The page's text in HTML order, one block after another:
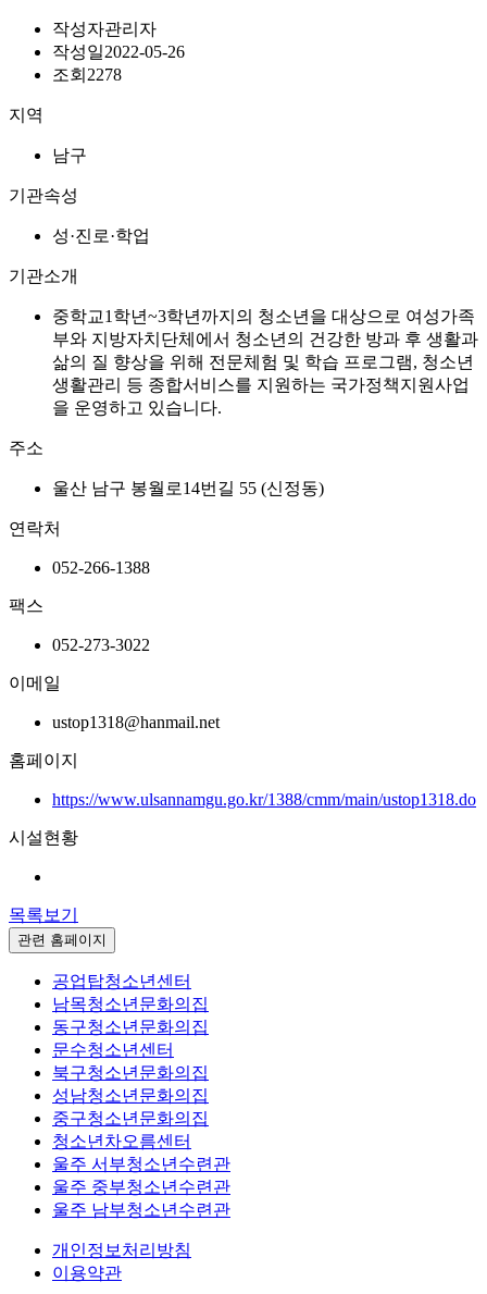
작성자관리자
작성일2022-05-26
조회 2278
지역
남구
기관속성
성·진로·학업
기관소개
중학교1학년~3학년까지의 청소년을 대상으로 여성가족
부와 지방자치단체에서 청소년의 건강한 방과 후 생활과
삶의 질 향상을 위해 전문체험 및 학습 프로그램, 청소년
생활관리 등 종합서비스를 지원하는 국가정책지원사업
을 운영하고 있습니다.
주소
울산 남구 봉월로14번길 55 (신정동)
연락처
052-266-1388
팩스
052-273-3022
이메일
ustop1318@hanmail.net
홈페이지
https://www.ulsannamgu.go.kr/1388/cmm/main/ustop1318.do
시설현황
목록보기
관련 홈페이지
공업탑청소년센터
남목청소년문화의집
동구청소년문화의집
문수청소년센터
북구청소년문화의집
성남청소년문화의집
중구청소년문화의집
청소년차오름센터
울주 서부청소년수련관
울주 중부청소년수련관
울주 남부청소년수련관
개인정보처리방침
이용약관